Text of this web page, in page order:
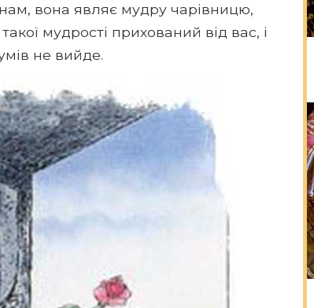
вона являє мудру чарівницю,
мудрості прихований від вас, і
не вийде.